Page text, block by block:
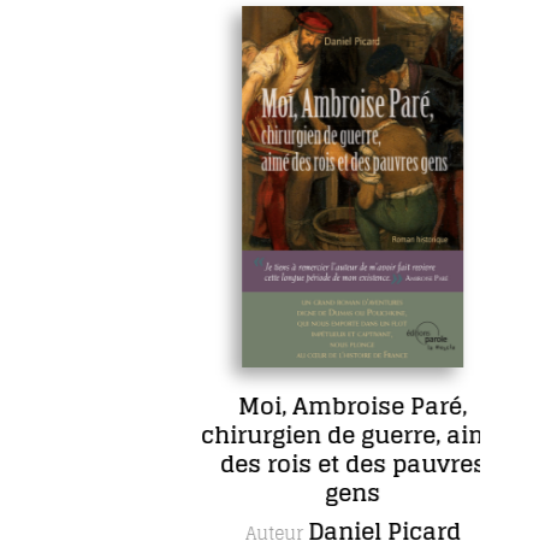
Moi, Ambroise Paré,
chirurgien de guerre, aimé
des rois et des pauvres
gens
AuteurDaniel Picard